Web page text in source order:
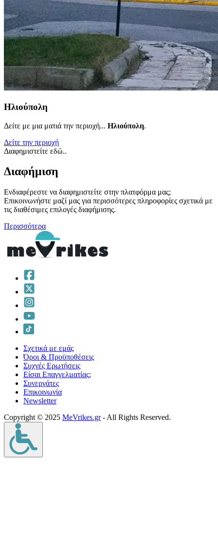
Ηλιούπολη
Δείτε με μια ματιά την περιοχή... Ηλιούπολη.
Δείτε την περιοχή
Διαφημιστείτε εδώ..
Διαφήμιση
Ενδιαφέρεστε να διαφημιστείτε στην πλατφόρμα μας;
Επικοινωνήστε μαζί μας για περισσότερες πληροφορίες σχετικά με
τις διαθέσιμες επιλογές διαφήμισης.
Περισσότερα
Σχετικά με εμάς
Όροι & Προϋποθέσεις
Συχνές Ερωτήσεις
Είσαι Επαγγελματίας;
Συνεργάτες
Επικοινωνία
Νewsletter
Copyright © 2025 MeVrikes.gr- All Rights Reserved.